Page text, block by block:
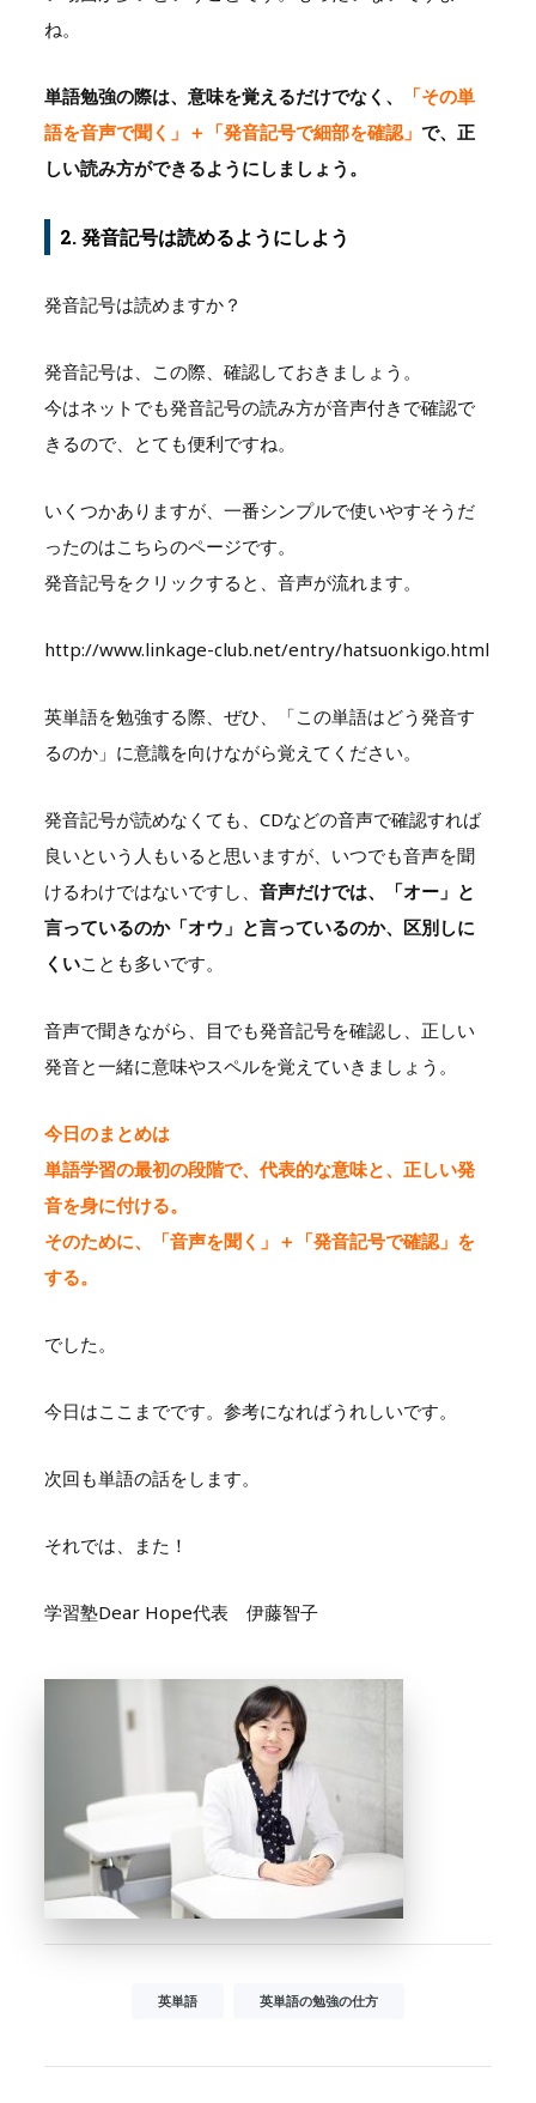
ね。
単語勉強の際は、意味を覚えるだけでなく、
「その単
語を音声で聞く」＋「発音記号で細部を確認」 で、正
しい読み方ができるようにしましょう。
2. 発音記号は読めるようにしよう
発音記号は読めますか？
発音記号は、この際、確認しておきましょう。
今はネットでも発音記号の読み方が音声付きで確認で
きるので、とても便利ですね。
いくつかありますが、一番シンプルで使いやすそうだ
ったのはこちらのページです。
発音記号をクリックすると、音声が流れます。
http://www.linkage-club.net/entry/hatsuonkigo.html
英単語を勉強する際、ぜひ、「この単語はどう発音す
るのか」に意識を向けながら覚えてください。
発音記号が読めなくても、CDなどの音声で確認すれば
良いという人もいると思いますが、いつでも音声を聞
けるわけではないですし、 音声だけでは、「オー」と
言っているのか「オウ」と言っているのか、区別しに
くいことも多いです。
音声で聞きながら、目でも発音記号を確認し、正しい
発音と一緒に意味やスペルを覚えていきましょう。
今日のまとめは
単語学習の最初の段階で、代表的な意味と、正しい発
音を身に付ける。
そのために、「音声を聞く」＋「発音記号で確認」を
する。
でした。
今日はここまでです。参考になればうれしいです。
次回も単語の話をします。
それでは、また！
学習塾Dear Hope代表 伊藤智子
英単語 英単語の勉強の仕方